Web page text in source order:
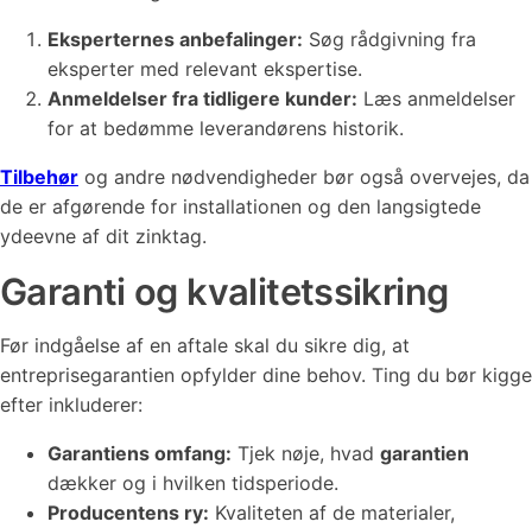
Eksperternes anbefalinger: Søg rådgivning fra
eksperter med relevant ekspertise.
Anmeldelser fra tidligere kunder: Læs anmeldelser
for at bedømme leverandørens historik.
Tilbehør og andre nødvendigheder bør også overvejes, da
de er afgørende for installationen og den langsigtede
ydeevne af dit zinktag.
Garanti og kvalitetssikring
Før indgåelse af en aftale skal du sikre dig, at
entreprisegarantien opfylder dine behov. Ting du bør kigge
efter inkluderer:
Garantiens omfang: Tjek nøje, hvad garantien
dækker og i hvilken tidsperiode.
Producentens ry: Kvaliteten af ​​de materialer,